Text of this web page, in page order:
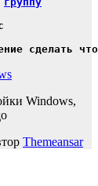
сделать
Windows,
Themeansar